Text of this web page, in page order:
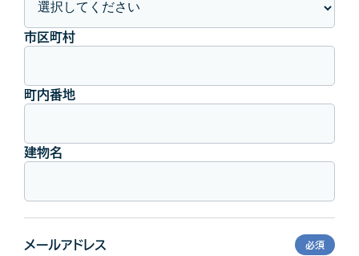
市区町村
町内番地
建物名
メールアドレス 必須